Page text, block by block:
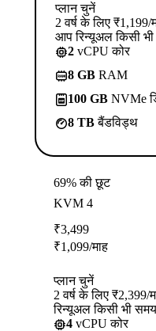
प्लान चुनें
2 वर्ष के लिए ₹1,199/
आप रिन्यूअल किसी
2 vCPU कोर
8 GB RAM
100 GB NVMe
8 TBबैंडविड्थ
69% की छूट
KVM 4
₹3,499
₹1,099/माह
प्लान चुनें
2 वर्ष के लिए ₹2,399/
रिन्यूअल किसी भी
4 vCPU कोर